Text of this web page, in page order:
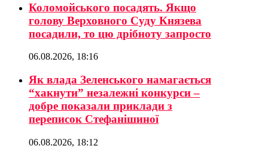
Коломойського посадять. Якщо
голову Верховного Суду Князева
посадили, то цю дрібноту запросто
06.08.2026, 18:16
Як влада Зеленського намагається
“хакнути” незалежні конкурси –
добре показали приклади з
переписок Стефанішиної
06.08.2026, 18:12